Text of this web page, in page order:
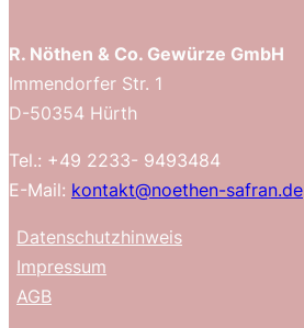
R. Nöthen & Co. Gewürze GmbH
Immendorfer Str. 1
D-50354 Hürth
Tel.: +49 2233- 9493484
E-Mail: kontakt@noethen-safran.de
Datenschutzhinweis
Impressum
AGB